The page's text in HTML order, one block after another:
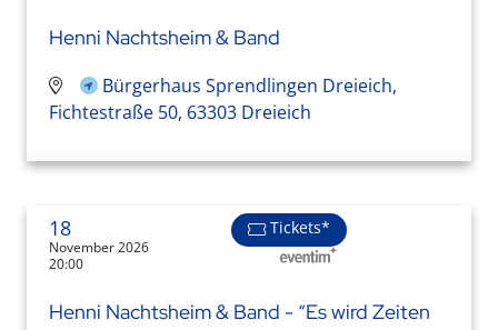
Henni Nachtsheim & Band
Bürgerhaus Sprendlingen Dreieich,
Fichtestraße 50, 63303 Dreieich
18
November 2026
20:00
Tickets*
Henni Nachtsheim & Band - “Es wird Zeiten